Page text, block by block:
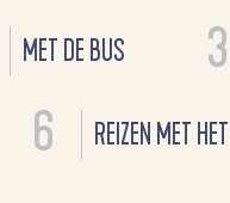
MET DE BUS 3
6 REIZEN MET